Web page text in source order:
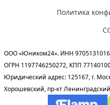
Политика
ООО «Юником24». ИНН
ОГРН 1197746250272, КПП
Юридический адрес: 125167, г.
Хорошевский, пр-кт